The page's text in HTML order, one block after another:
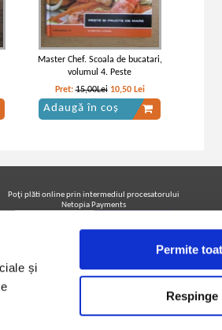
și
Permite
Respinge
Master Chef. Scoala de bucatari,
volumul 4. Peste
Pret:15,00Lei 10,50 Lei
Adaugă în coș
Poţi plăti online prin intermediul procesatorului
Netopia Payments
Urmăreşte-ne pe facebook pentru a fi la curent cu
promoţiile PrintreCarti.ro